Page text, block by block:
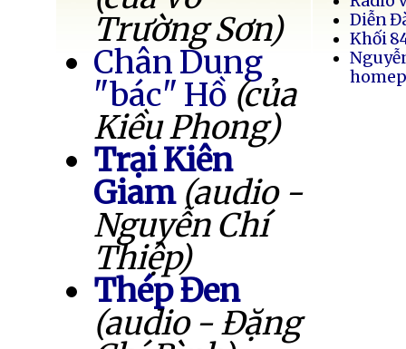
Trường Sơn)
Chân Dung
"bác" Hồ (của
Kiều Phong)
Trại Kiên
Giam (audio -
Nguyễn Chí
Thiệp)
Thép Đen
(audio - Đặng
Diễn
Khối